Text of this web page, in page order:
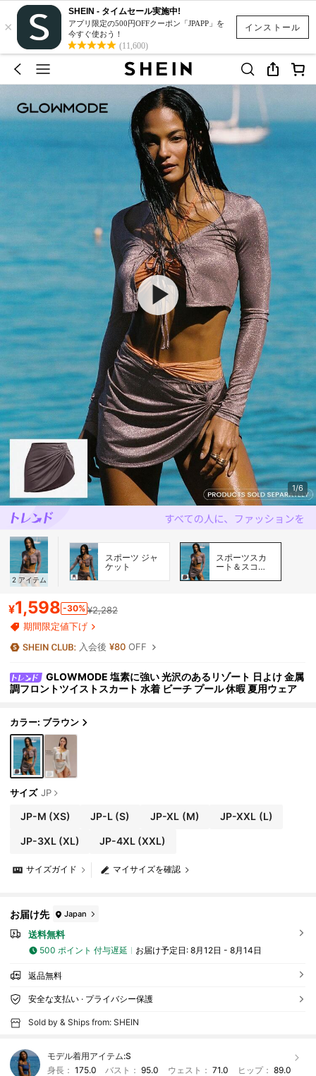
インストール
×
SHEIN - タイムセール実施中!
アプリ限定の500円OFFクーポン「JPAPP」を
今すぐ使おう！
(11,600)
1/6
2 アイテム
スポーツ ジャ
ケット
スポーツスカ
ート＆スコー
¥1,598 -30% ¥2,282
期間限定値下げ
入会後¥80 OFF
GLOWMODE 塩素に強い 光沢のあるリゾート 日よけ 金属
調フロントツイストスカート 水着 ビーチ プール 休暇 夏用ウェア
カラー: ブラウン
サイズ JP
JP-M (XS) JP-L (S) JP-XL (M) JP-XXL (L)
JP-3XL(XL) JP-4XL (XXL)
マイサイズを確認
サイズガイド
お届け先 Japan
送料無料
500 ポイント 付与遅延 お届け予定日: 8月12日 - 8月14日
返品無料
安全な支払い · プライバシー保護
Sold by & Ships from: SHEIN
モデル着用アイテム:S
身長： 175.0 バスト：95.0 ウェスト： 71.0 ヒップ： 89.0